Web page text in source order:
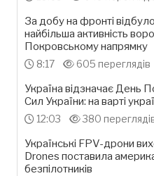
За добу на фронті
найбільша активність
Покровському напрямку
8:17 605 переглядів
Україна відзначає День
Сил України: на варті
12:03 380
Українські FPV-дрони
Drones поставила
безпілотників